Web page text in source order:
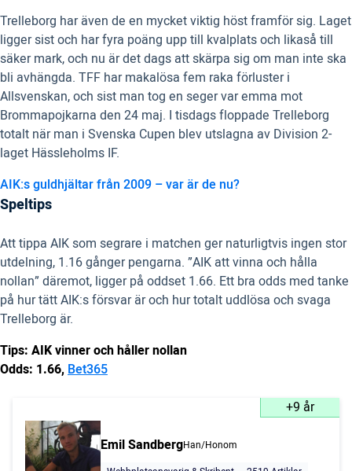
Trelleborg har även de en mycket viktig höst framför sig. Laget
ligger sist och har fyra poäng upp till kvalplats och likaså till
säker mark, och nu är det dags att skärpa sig om man inte ska
bli avhängda. TFF har makalösa fem raka förluster i
Allsvenskan, och sist man tog en seger var emma mot
Brommapojkarna den 24 maj. I tisdags floppade Trelleborg
totalt när man i Svenska Cupen blev utslagna av Division 2-
laget Hässleholms IF.
AIK:s guldhjältar från 2009 – var är de nu?
Speltips
Att tippa AIK som segrare i matchen ger naturligtvis ingen stor
utdelning, 1.16 gånger pengarna. ”AIK att vinna och hålla
nollan” däremot, ligger på oddset 1.66. Ett bra odds med tanke
på hur tätt AIK:s försvar är och hur totalt uddlösa och svaga
Trelleborg är.
Tips: AIK vinner och håller nollan
Odds: 1.66, Bet365
+9 år
Emil SandbergHan/Honom